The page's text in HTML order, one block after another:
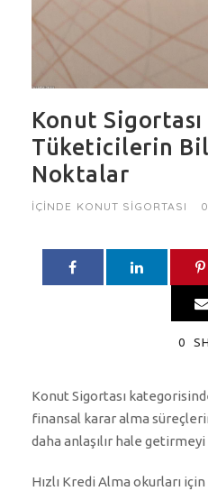
Konut Sigortası
Tüketicilerin
Noktalar
IÇINDE KONUT SIGORTASI 0
0
Konut Sigortası
finansal karar alma
daha anlaşılır hale getirmeyi
Hızlı Kredi Alma okurları